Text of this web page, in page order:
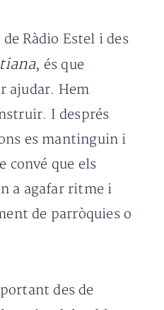
Ràdio Estel i des
, és que
ajudar. Hem
I després
es mantinguin i
convé que els
a agafar ritme i
de parròquies o
des de